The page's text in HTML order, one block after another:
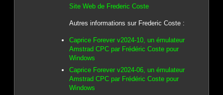
Site Web de Frederic Coste
Autres informations sur Frederic Coste :
Caprice Forever v2024-10, un émulateur
Amstrad CPC par Frédéric Coste pour
Windows
Caprice Forever v2024-06, un émulateur
Amstrad CPC par Frédéric Coste pour
Windows